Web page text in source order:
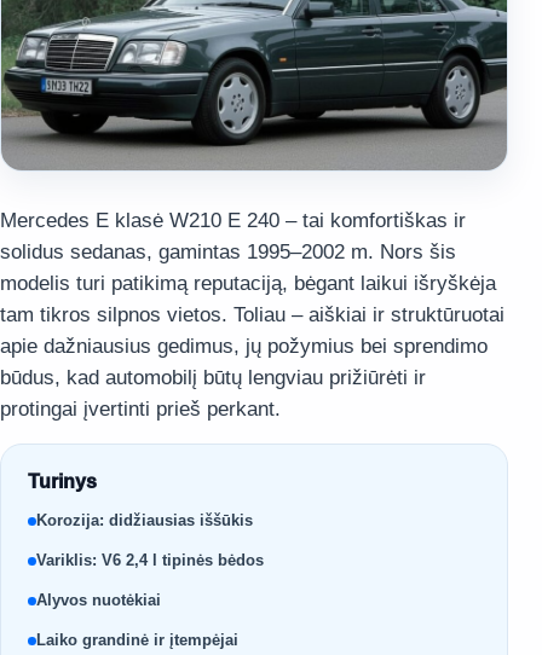
Mercedes E klasė W210 E 240 – tai komfortiškas ir
solidus sedanas, gamintas 1995–2002 m. Nors šis
modelis turi patikimą reputaciją, bėgant laikui išryškėja
tam tikros silpnos vietos. Toliau – aiškiai ir struktūruotai
apie dažniausius gedimus, jų požymius bei sprendimo
būdus, kad automobilį būtų lengviau prižiūrėti ir
protingai įvertinti prieš perkant.
Turinys
Korozija: didžiausias iššūkis
Variklis: V6 2,4 l tipinės bėdos
Alyvos nuotėkiai
Laiko grandinė ir įtempėjai